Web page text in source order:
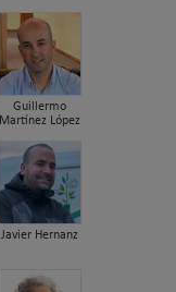
Guillermo
Martínez López
Javier Hernanz